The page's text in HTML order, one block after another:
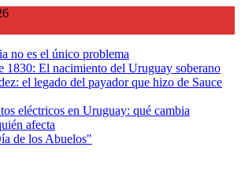
no es el único problema
1830: El nacimiento del Uruguay soberano
el legado del payador que hizo de Sauce
eléctricos en Uruguay: qué cambia
afecta
de los Abuelos"